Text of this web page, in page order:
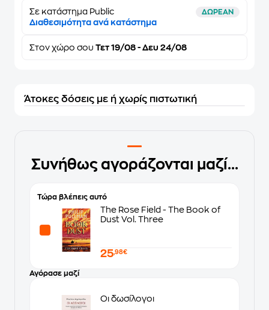
Σε κατάστημα Public ΔΩΡΕΑΝ
Διαθεσιμότητα ανά κατάστημα
Στον χώρο σου Τετ 19/08 - Δευ 24/08
Άτοκες δόσεις με ή χωρίς πιστωτική
Συνήθως αγοράζονται μαζί...
Τώρα βλέπεις αυτό
The Rose Field - The Book of
Dust Vol. Three
25,98€
Αγόρασε μαζί
Οι δωσίλογοι